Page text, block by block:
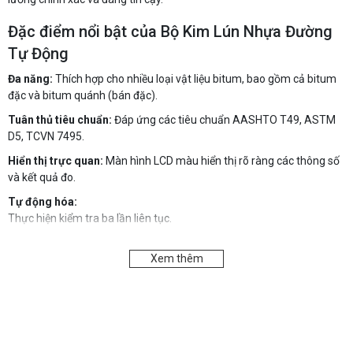
Đặc điểm nổi bật của Bộ Kim Lún Nhựa Đường
Tự Động
Đa năng: Thích hợp cho nhiều loại vật liệu bitum, bao gồm cả bitum
đặc và bitum quánh (bán đặc).
Tuân thủ tiêu chuẩn: Đáp ứng các tiêu chuẩn AASHTO T49, ASTM
D5, TCVN 7495.
Hiển thị trực quan: Màn hình LCD màu hiển thị rõ ràng các thông số
và kết quả đo.
Tự động hóa:
Thực hiện kiểm tra ba lần liên tục.
Khoảng cách làm việc có thể điều chỉnh lên
Xem thêm